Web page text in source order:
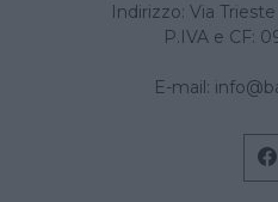
Indirizzo: Via Trieste
P.IVA e CF:
E-mail: